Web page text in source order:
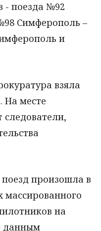
- поезда №92
Симферополь –
и
взяла
На месте
произошла в
массированного
на
данным